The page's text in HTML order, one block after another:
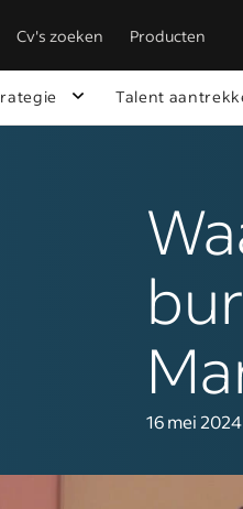
Cv's zoeken Producten
Talent
16 mei 2024